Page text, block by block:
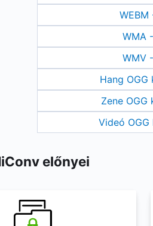
WEBM
WMA
WMV
Hang
Zene
Videó
előnyei